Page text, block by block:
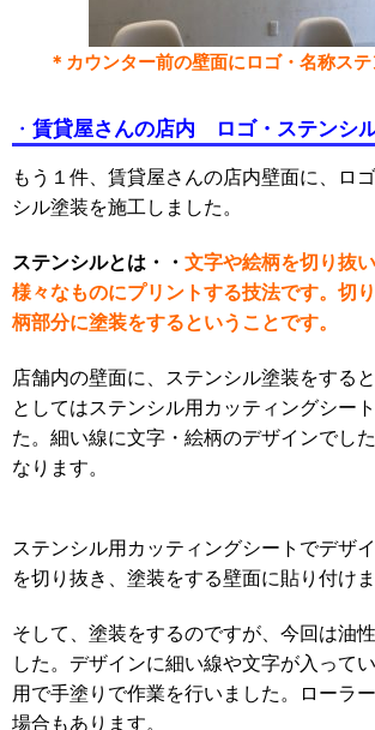
＊カウンター前の壁面にロゴ・名称ス
・ 賃貸屋さんの店内 ロゴ・ ステンシ
もう１件、賃貸屋さんの店内壁面に、ロ
シル塗装を施工しました。
ステンシルとは・・ 文字や絵柄を切り抜
様々なものにプリントする技法です。切
柄部分に塗装をするということです。
店舗内の壁面に、ステンシル塗装をする
としてはステンシル用カッティングシー
た。 細い線に文字・絵柄のデザインでし
なります。
ステンシル用カッティングシートでデザ
を切り抜き、塗装をする壁面に貼り付けま
そして、塗装をするのですが、今回は油
した。デザインに細い線や文字が入って
用で手塗りで作業を行いました。ローラ
場合もあります。